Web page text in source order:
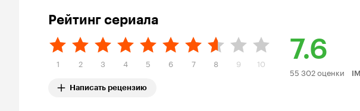
Рейтинг сериала
1 2 3 4 5 6 7 8 9 10
Написать рецензию
7.6
55 302 оценки